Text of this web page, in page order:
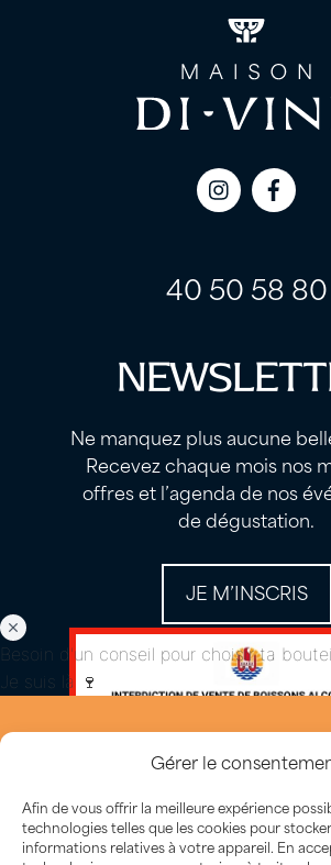
Gérer le
Afin de vous offrir la meilleure expérience
technologies telles que les cookies pour
informations relatives à votre appareil. En
Icon
Icon
40 50 58 80
Ne manquez plus aucune
Recevez chaque mois nos
offres et l’agenda de nos
de dégustation.
JE M’INSCRIS
Besoin d'un conseil pour choisir ta
Je suis là 🍷